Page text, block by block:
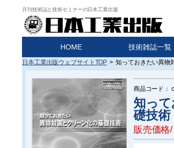
月刊技術誌と技術セミナーの日本工業出版
HOME 技術雑誌一覧
日本工業出版ウェブサイトTOP > 知っておきたい異
商品コード：
知っ
礎技
販売価格/